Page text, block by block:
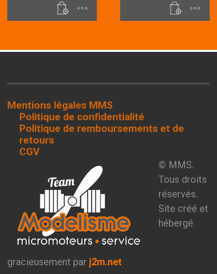
Mentions légales MMS
Politique de confidentialité
Politique de remboursements et de
retours
CGV
© MMS.
Tous droits
réservés.
Site créé et
hébergé
gracieusement par j2m.net